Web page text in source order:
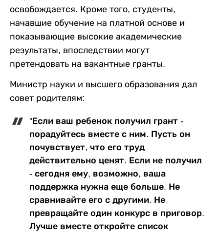
освобождается. Кроме того, студенты,
начавшие обучение на платной основе и
показывающие высокие академические
результаты, впоследствии могут
претендовать на вакантные гранты.
Министр науки и высшего образования дал
совет родителям:
"Если ваш ребенок получил грант -
порадуйтесь вместе с ним. Пусть он
почувствует, что его труд
действительно ценят. Если не получил
- сегодня ему, возможно, ваша
поддержка нужна еще больше. Не
сравнивайте его с другими. Не
превращайте один конкурс в приговор.
Лучше вместе откройте список